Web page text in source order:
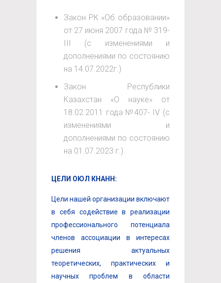
Закон РК «Об образовании»
от 27 июня 2007 года № 319-
III (с изменениями и
дополнениями по состоянию
на 14.07.2022г.)
Закон Республики
Казахстан «О науке» от
18.02.2011 года №407- IV (с
изменениями и
дополнениями по состоянию
на 01.07.2023 г.).
ЦЕЛИ ОЮЛ КНАНН:
Цели нашей организации включают
в себя содействие в реализации
профессионального потенциала
членов ассоциации в интересах
решения актуальных
теоретических, практических и
научных проблем в области